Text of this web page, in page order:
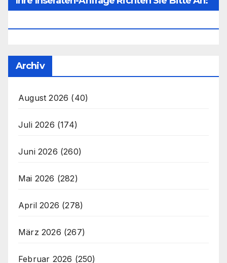
Archiv
August 2026 (40)
Juli 2026 (174)
Juni 2026 (260)
Mai 2026 (282)
April 2026 (278)
März 2026 (267)
Februar 2026 (250)